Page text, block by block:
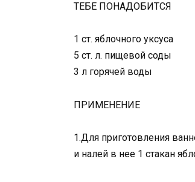
ТЕБЕ ПОНАДОБИТСЯ
1 ст. яблочного уксуса
5 ст. л. пищевой соды
3 л горячей воды
ПРИМЕНЕНИЕ
1.Для приготовления
и налей в нее 1 стакан